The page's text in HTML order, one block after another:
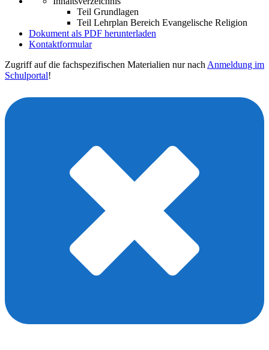
Teil Grundlagen
Teil Lehrplan Bereich Evangelische Religion
Dokument als PDF herunterladen
Kontaktformular
Zugriff auf die fachspezifischen Materialien nur nach Anmeldung im
Schulportal!